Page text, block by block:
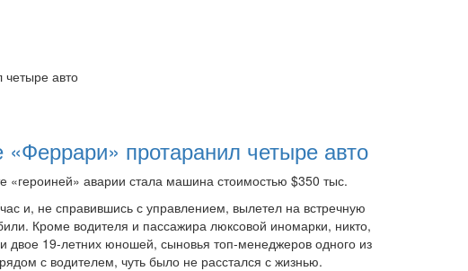
четыре авто
«Феррари» протаранил четыре авто
«героиней» аварии стала машина стоимостью $350 тыс.
и, не справившись с управлением, вылетел на встречную
Кроме водителя и пассажира люксовой иномарки, никто,
двое 19-летних юношей, сыновья топ-менеджеров одного из
с водителем, чуть было не расстался с жизнью.